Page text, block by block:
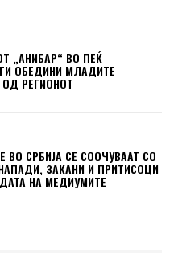
„АНИБАР“ ВО ПЕЌ
ОБЕДИНИ МЛАДИТЕ
РЕГИОНОТ
ВО СРБИЈА СЕ СООЧУВААТ СО
ЗАКАНИ И ПРИТИСОЦИ
НА МЕДИУМИТЕ